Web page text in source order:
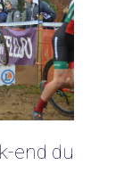
end du